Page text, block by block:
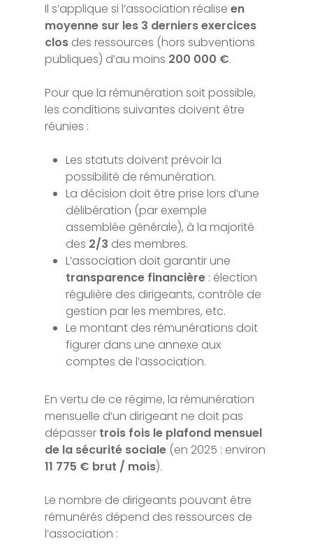
Il s’applique si l’association réalise en
moyenne sur les 3 derniers exercices
clos des ressources (hors subventions
publiques) d’au moins 200 000 €.
Pour que la rémunération soit possible,
les conditions suivantes doivent être
réunies :
Les statuts doivent prévoir la
possibilité de rémunération.
La décision doit être prise lors d’une
délibération (par exemple
assemblée générale), à la majorité
des 2/3 des membres.
L’association doit garantir une
transparence financière : élection
régulière des dirigeants, contrôle de
gestion par les membres, etc.
Le montant des rémunérations doit
figurer dans une annexe aux
comptes de l’association.
En vertu de ce régime, la rémunération
mensuelle d’un dirigeant ne doit pas
dépasser trois fois le plafond mensuel
de la sécurité sociale (en 2025 : environ
11 775 € brut / mois).
Le nombre de dirigeants pouvant être
rémunérés dépend des ressources de
l’association :